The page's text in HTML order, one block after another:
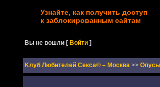
Узнайте, как получить доступ
к заблокированным сайтам
Вы не вошли [Войти ]
Kлуб Любителей Секса® – Москва >>